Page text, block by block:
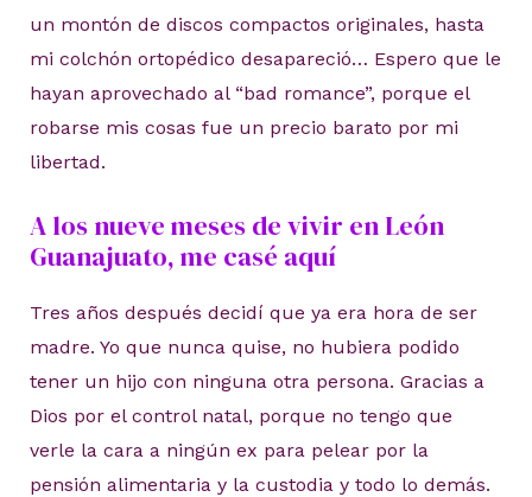
un montón de discos compactos originales, hasta
mi colchón ortopédico desapareció… Espero que le
hayan aprovechado al “bad romance”, porque el
robarse mis cosas fue un precio barato por mi
libertad.
A los nueve meses de vivir en León
Guanajuato, me casé aquí
Tres años después decidí que ya era hora de ser
madre. Yo que nunca quise, no hubiera podido
tener un hijo con ninguna otra persona. Gracias a
Dios por el control natal, porque no tengo que
verle la cara a ningún ex para pelear por la
pensión alimentaria y la custodia y todo lo demás.